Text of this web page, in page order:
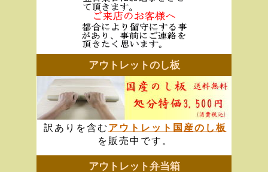
アウトレットのし板
訳ありを含む アウトレット国産のし板
を販売中です。
アウトレット弁当箱